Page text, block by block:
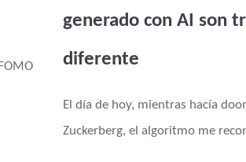
generado con AI son
diferente
El día de hoy, mientras hacía
Zuckerberg, el algoritmo me